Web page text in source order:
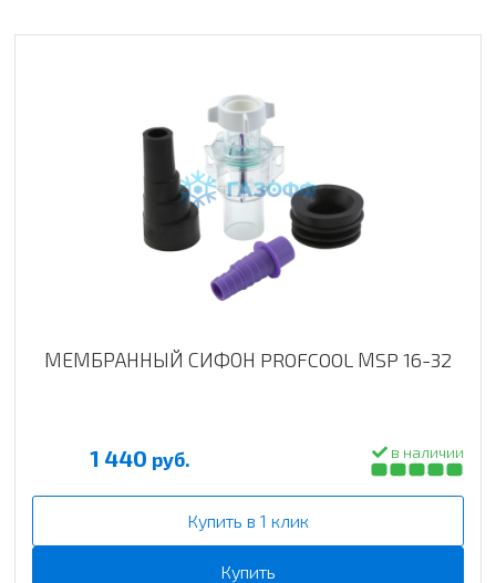
МЕМБРАННЫЙ СИФОН PROFCOOL МSP 16-32
1 440 руб. в наличии
Купить в 1 клик
Купить